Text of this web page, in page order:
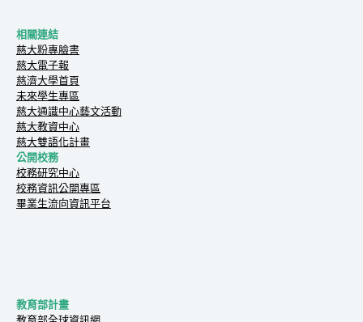
相關連結
慈大粉專臉書
慈大電子報
慈濟大學首頁
未來學生專區
慈大通識中心藝文活動
慈大教資中心
慈大雙語化計畫
公開校務
校務研究中心
校務資訊公開專區
畢業生流向資訊平台
教育部計畫